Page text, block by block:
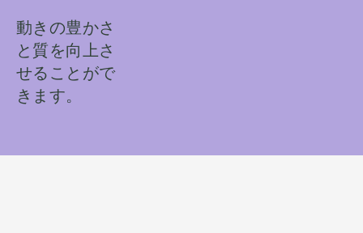
動きの豊かさ
と質を向上さ
せることがで
きます。